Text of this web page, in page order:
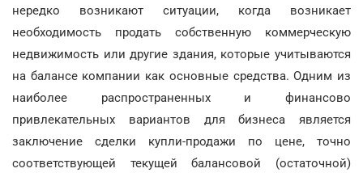
нередко возникают ситуации, когда возникает
необходимость продать собственную коммерческую
недвижимость или другие здания, которые учитываются
на балансе компании как основные средства. Одним из
наиболее распространенных и финансово
привлекательных вариантов для бизнеса является
заключение сделки купли-продажи по цене, точно
соответствующей текущей балансовой (остаточной)